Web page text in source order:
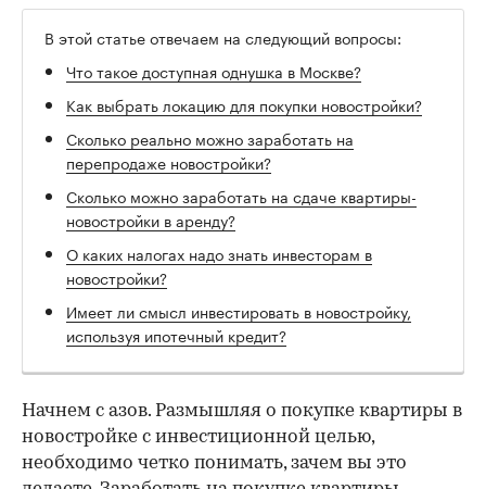
В этой статье отвечаем на следующий вопросы:
Что такое доступная однушка в Москве?
Как выбрать локацию для покупки новостройки?
Сколько реально можно заработать на
перепродаже новостройки?
Сколько можно заработать на сдаче квартиры-
новостройки в аренду?
О каких налогах надо знать инвесторам в
новостройки?
Имеет ли смысл инвестировать в новостройку,
используя ипотечный кредит?
Начнем с азов. Размышляя о покупке квартиры в
новостройке с инвестиционной целью,
необходимо четко понимать, зачем вы это